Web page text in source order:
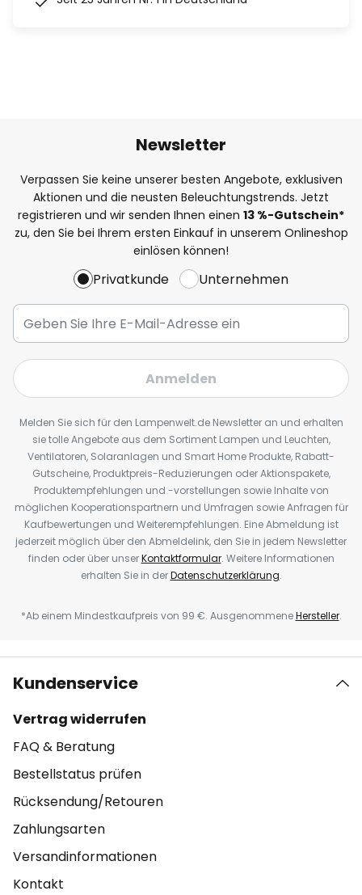
Newsletter
Verpassen Sie keine unserer besten Angebote, exklusiven
Aktionen und die neusten Beleuchtungstrends. Jetzt
registrieren und wir senden Ihnen einen 13 %-Gutschein*
zu, den Sie bei Ihrem ersten Einkauf in unserem Onlineshop
einlösen können!
Privatkunde Unternehmen
Anmelden
Melden Sie sich für den Lampenwelt.de Newsletter an und erhalten
sie tolle Angebote aus dem Sortiment Lampen und Leuchten,
Ventilatoren, Solaranlagen und Smart Home Produkte, Rabatt-
Gutscheine, Produktpreis-Reduzierungen oder Aktionspakete,
Produktempfehlungen und -vorstellungen sowie Inhalte von
möglichen Kooperationspartnern und Umfragen sowie Anfragen für
Kaufbewertungen und Weiterempfehlungen. Eine Abmeldung ist
jederzeit möglich über den Abmeldelink, den Sie in jedem Newsletter
finden oder über unserKontaktformular. Weitere Informationen
erhalten Sie in derDatenschutzerklärung.
*Ab einem Mindestkaufpreis von 99 €. AusgenommeneHersteller.
Kundenservice
Vertrag widerrufen
FAQ & Beratung
Bestellstatus prüfen
Rücksendung/Retouren
Zahlungsarten
Versandinformationen
Kontakt